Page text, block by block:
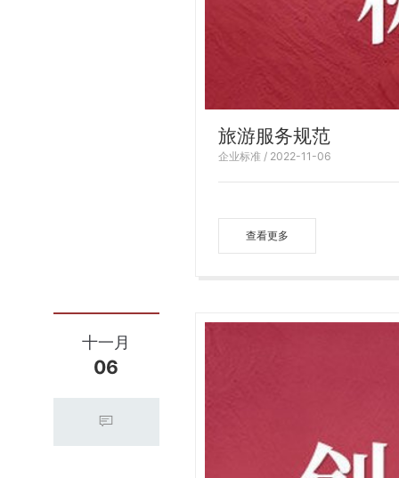
旅游服务规范
企业标准 / 2022-11-06
查看更多
十一月
06